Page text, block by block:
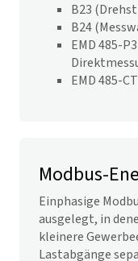
B23
B24
EMD 485-
EMD 485-
Modbus-
Einphasige
ausgelegt, in
kleinere
Lastabgänge